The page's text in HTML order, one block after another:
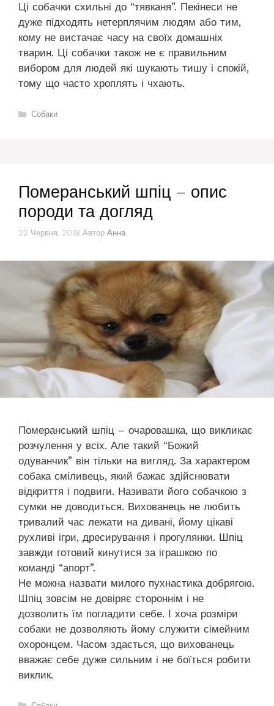
Ці собачки схильні до “тявканя”. Пекінеси не
дуже підходять нетерплячим людям або тим,
кому не вистачає часу на своїх домашніх
тварин. Ці собачки також не є правильним
вибором для людей які шукають тишу і спокій,
тому що часто хроплять і чхають.
Категорії
Собаки
Померанський шпіц – опис
породи та догляд
22 Червня, 2018 Автор Анна
Померанський шпіц – очаровашка, що викликає
розчулення у всіх. Але такий “Божий
одуванчик” він тільки на вигляд. За характером
собака сміливець, який бажає здійснювати
відкриття і подвиги. Називати його собачкою з
сумки не доводиться. Вихованець не любить
тривалий час лежати на дивані, йому цікаві
рухливі ігри, дресирування і прогулянки. Шпіц
завжди готовий кинутися за іграшкою по
команді “апорт”.
Не можна назвати милого пухнастика добрягою.
Шпіц зовсім не довіряє стороннім і не
дозволить їм погладити себе. І хоча розміри
собаки не дозволяють йому служити сімейним
охоронцем. Часом здається, що вихованець
вважає себе дуже сильним і не боїться робити
виклик.
Категорії